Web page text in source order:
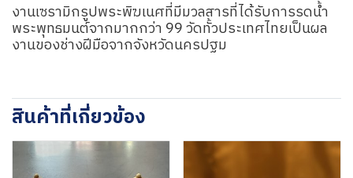
งานเซรามิกรูปพระพิฆเนศที่มีมวลสารที่ได้รับการรดน้ำ
พระพุทธมนต์จากมากกว่า 99 วัดทั้วประเทศไทยเป็นผล
งานของช่างฝีมือจากจังหวัดนครปฐม
สินค้าที่เกี่ยวข้อง